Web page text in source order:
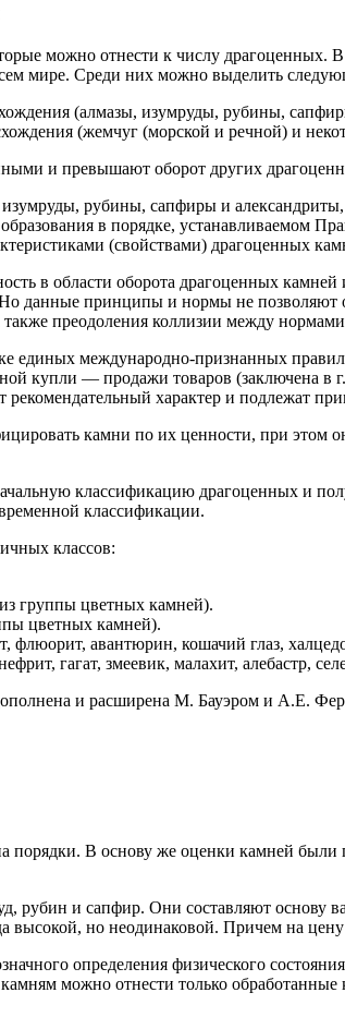
можно отнести к числу драгоценных.
мире. Среди них можно выделить
(алмазы, изумруды, рубины,
(жемчуг (морской и речной) и
и превышают оборот других
рубины, сапфиры и
в порядке, устанавливаемом
(свойствами) драгоценных
в области оборота драгоценных
данные принципы и нормы не позволяют
преодоления коллизии между нормами
единых международно-признанных
купли — продажи товаров (заключена в
характер и подлежат
камни по их ценности, при
классификацию драгоценных и
классификации.
классов:
группы цветных камней).
цветных камней).
авантюрин, кошачий глаз,
гагат, змеевик, малахит, алебастр,
и расширена М. Бауэром и А.Е.
В основу же оценки камней были
рубин и сапфир. Они составляют основу
высокой, но неодинаковой. Причем на
определения физического
можно отнести только